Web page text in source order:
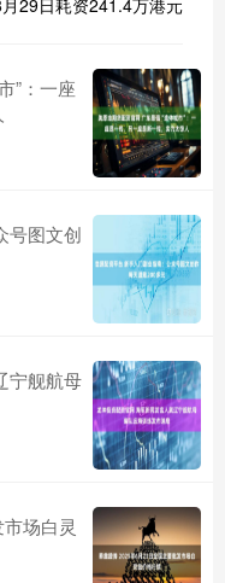
29日耗资241.4万港元
”：一座
号图文创
宁舰航母
场白灵